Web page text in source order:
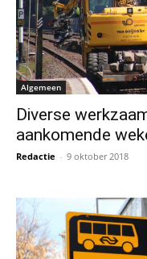
Algemeen
Diverse
aankomende
Redactie - 9 oktober 2018